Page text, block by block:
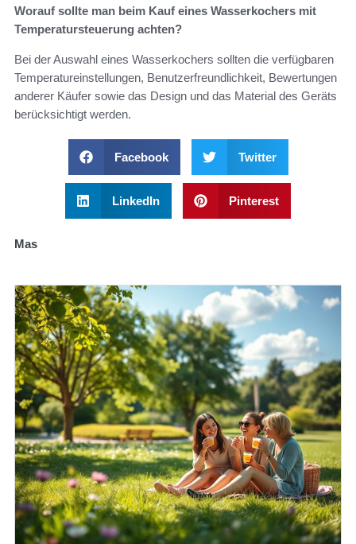
Worauf sollte man beim Kauf eines Wasserkochers mit
Temperatursteuerung achten?
Bei der Auswahl eines Wasserkochers sollten die verfügbaren
Temperatureinstellungen, Benutzerfreundlichkeit, Bewertungen
anderer Käufer sowie das Design und das Material des Geräts
berücksichtigt werden.
Facebook Twitter
LinkedIn Pinterest
Mas